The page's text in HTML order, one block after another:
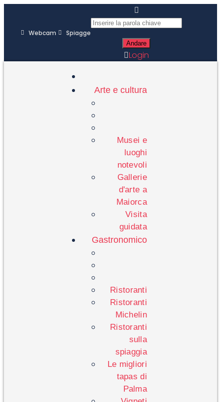
Webcam Spiagge
Login
Arte e cultura
Musei e
luoghi
notevoli
Gallerie
d'arte a
Maiorca
Visita
guidata
Gastronomico
Ristoranti
Ristoranti
Michelin
Ristoranti
sulla
spiaggia
Le migliori
tapas di
Palma